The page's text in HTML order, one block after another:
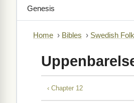
Home › Bibles › Swedish
‹ Chapter 12